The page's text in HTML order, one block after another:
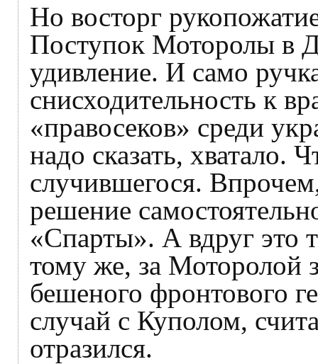
Но восторг
Поступок Моторолы в
удивление. И само
снисходительность к
«правосеков» среди
надо сказать, хватало.
случившегося.
решение
«Спарты». А вдруг это
тому же, за Моторолой
бешеного фронтового
случай с Куполом,
отразился.